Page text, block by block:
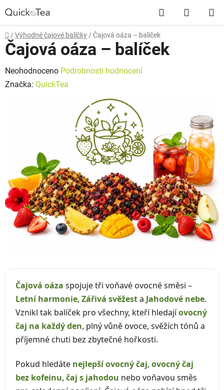
na
obsah
Hledat
KOŠÍK
Domů
/ Výhodné čajové balíčky / Čajová oáza – balíček
Čajová oáza spojuje tři voňavé ovocné směsi –
Letní harmonie, Zářivá svěžesta Jahodové nebe.
Vznikl tak balíček pro všechny, kteří hledajíovocný
čaj na každý den, plný vůně ovoce, svěžích tónů a
příjemné chuti bez zbytečné hořkosti.
Pokud hledáte nejlepší ovocný čaj, ovocný čaj
bez kofeinu, čaj s jahodou nebo voňavou směs
Čajová oáza – balíček
Průměrné
hodnocení
hvězdiček.
Neohodnoceno Podrobnosti hodnocení
Značka: QuickTea